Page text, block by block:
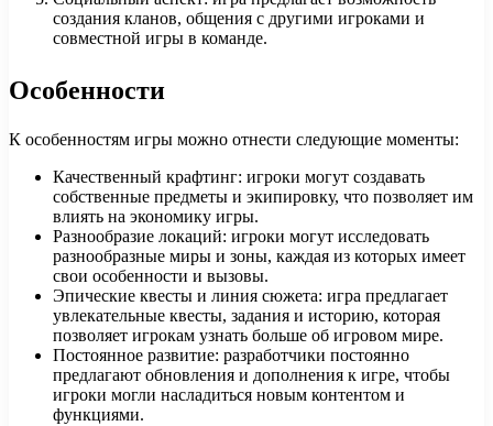
создания кланов, общения с другими игроками и
совместной игры в команде.
Особенности
К особенностям игры можно отнести следующие моменты:
Качественный крафтинг: игроки могут создавать
собственные предметы и экипировку, что позволяет им
влиять на экономику игры.
Разнообразие локаций: игроки могут исследовать
разнообразные миры и зоны, каждая из которых имеет
свои особенности и вызовы.
Эпические квесты и линия сюжета: игра предлагает
увлекательные квесты, задания и историю, которая
позволяет игрокам узнать больше об игровом мире.
Постоянное развитие: разработчики постоянно
предлагают обновления и дополнения к игре, чтобы
игроки могли насладиться новым контентом и
функциями.